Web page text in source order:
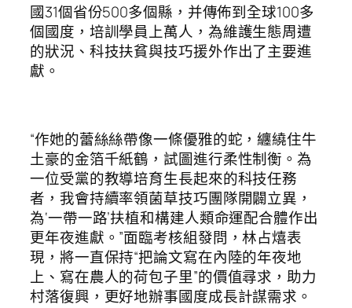
國31個省份500多個縣，并傳佈到全球100多
個國度，培訓學員上萬人，為維護生態周遭
的狀況、科技扶貧與技巧援外作出了主要進
獻。
“作她的蕾絲絲帶像一條優雅的蛇，纏繞住牛
土豪的金箔千紙鶴，試圖進行柔性制衡。為
一位受黨的教導培育生長起來的科技任務
者，我會持續率領菌草技巧團隊開闢立異，
為‘一帶一路’扶植和構建人類命運配合體作出
更年夜進獻。”面臨考核組發問，林占熺表
現，將一直保持“把論文寫在內陸的年夜地
上、寫在農人的荷包子里”的價值尋求，助力
村落復興，更好地辦事國度成長計謀需求。